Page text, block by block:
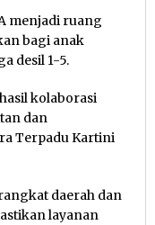
menjadi ruang
bagi anak
desil 1-5.
kolaborasi
dan
Terpadu Kartini
daerah dan
layanan